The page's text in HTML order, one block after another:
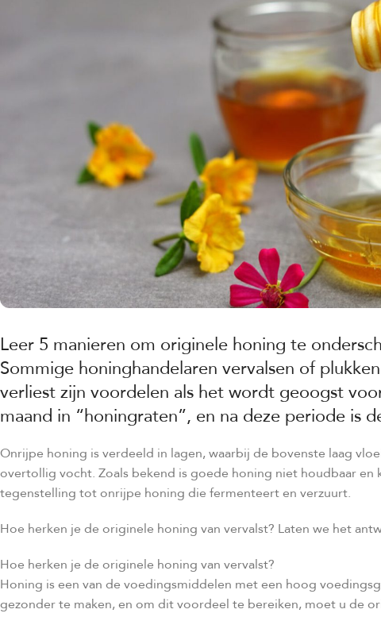
Leer 5 manieren om originele honing te
Sommige honinghandelaren vervalsen of
verliest zijn voordelen als het wordt geoogst
maand in “honingraten”, en na deze periode is
Onrijpe honing is verdeeld in lagen, waarbij de bovenste laag
overtollig vocht. Zoals bekend is goede honing niet houdbaar
tegenstelling tot onrijpe honing die fermenteert en verzuurt.
Hoe herken je de originele honing van vervalst? Laten we het
Hoe herken je de originele honing van vervalst?
Honing is een van de voedingsmiddelen met een hoog
gezonder te maken, en om dit voordeel te bereiken, moet u de